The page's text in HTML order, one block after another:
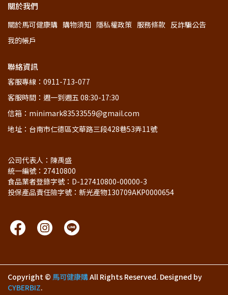
關於我們
關於馬可健康購 購物須知 隱私權政策 服務條款 反詐騙公告
我的帳戶
聯絡資訊
客服專線：0911-713-077
客服時間：週一到週五 08:30-17:30
信箱：minimark83533559@gmail.com
地址：台南市仁德區文華路三段428巷53弄11號
公司代表人：陳禹盛
統一編號：27410800
食品業者登錄字號：D-127410800-00000-3
投保產品責任險字號：新光產物130709AKP0000654
Copyright © 馬可健康購All Rights Reserved. Designed by
CYBERBIZ.